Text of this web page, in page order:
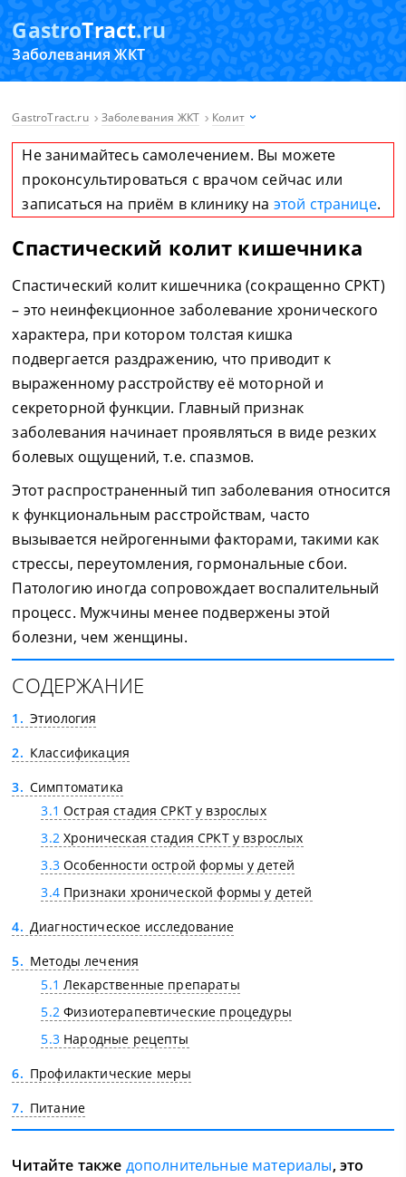
GastroTract.ru
Заболевания ЖКТ
GastroTract.ru Заболевания ЖКТ Колит
Не занимайтесь самолечением. Вы можете
проконсультироваться с врачом сейчас или
записаться на приём в клинику на этой странице.
Спастический колит кишечника
Спастический колит кишечника (сокращенно СРКТ)
– это неинфекционное заболевание хронического
характера, при котором толстая кишка
подвергается раздражению, что приводит к
выраженному расстройству её моторной и
секреторной функции. Главный признак
заболевания начинает проявляться в виде резких
болевых ощущений, т.е. спазмов.
Этот распространенный тип заболевания относится
к функциональным расстройствам, часто
вызывается нейрогенными факторами, такими как
стрессы, переутомления, гормональные сбои.
Патологию иногда сопровождает воспалительный
процесс. Мужчины менее подвержены этой
болезни, чем женщины.
СОДЕРЖАНИЕ
1
Этиология
2
Классификация
3
Симптоматика
3.1 Острая стадия СРКТ у взрослых
3.2Хроническая стадия СРКТ у взрослых
3.3Особенности острой формы у детей
3.4Признаки хронической формы у детей
4
Диагностическое исследование
5
Методы лечения
5.1 Лекарственные препараты
5.2Физиотерапевтические процедуры
5.3Народные рецепты
6
Профилактические меры
7
Питание
Читайте также дополнительные материалы, это